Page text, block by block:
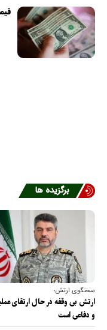
برگزیده ها
سخنگوی ارتش؛
ارتش بی وقفه در حال ارتقای
و دفاعی است